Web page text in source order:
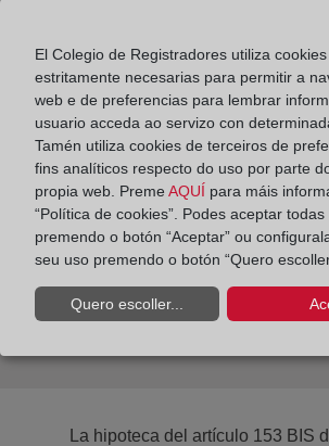
Entidades financieras
operaciones que la Ley contempla;
indudablemente que incluir la
hipoteca, en la estricta medida
signifique una derogación de la
prioridad registral.
Compartir:
La hipoteca del artículo 153 BIS
El Colegio de Registradores utiliza
estritamente necesarias para permitir a
web e de preferencias para lembrar
usuario acceda ao servizo con
Tamén utiliza cookies de terceiros de
fins analíticos respecto do uso por parte
propia web. Preme AQUÍ para máis
“Política de cookies”. Podes aceptar
premendo o botón “Aceptar” ou
seu uso premendo o botón “Quero
Quero escoller...